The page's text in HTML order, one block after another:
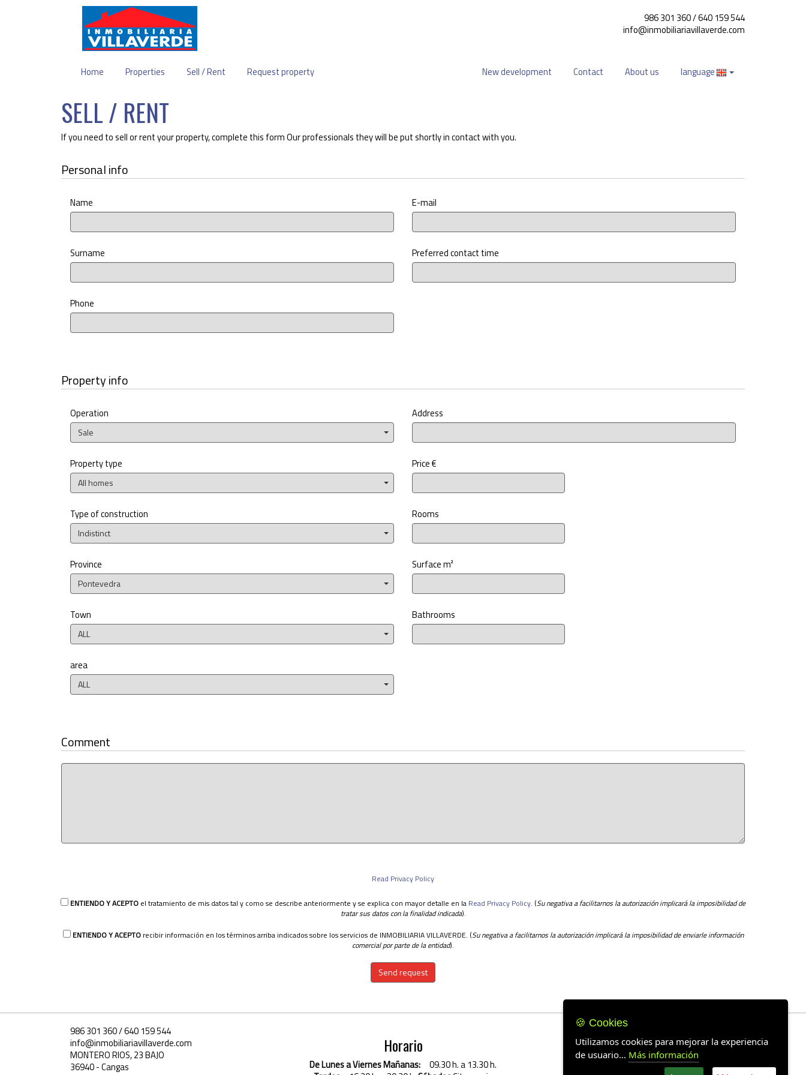
986 301 360 / 640 159 544
info@inmobiliariavillaverde.com
Home Properties Sell / Rent Request property New development Contact About us language
SELL / RENT
If you need to sell or rent your property, complete this form Our professionals they will be put shortly in contact with you.
Personal info
Name
Surname
Phone
E-mail
Preferred contact time
Property info
Operation
Sale
Property type
All homes
Type of construction
Indistinct
Province
Pontevedra
Town
ALL
area
ALL
Address
Price €
Rooms
Surface m²
Bathrooms
Comment
Read Privacy Policy
ENTIENDO Y ACEPTO el tratamiento de mis datos tal y como se describe anteriormente y se explica con mayor detalle en la Read Privacy Policy. (Su negativa a facilitarnos la autorización implicará la imposibilidad de
tratar sus datos con la finalidad indicada).
ENTIENDO Y ACEPTOrecibir información en los términos arriba indicados sobre los servicios de INMOBILIARIA VILLAVERDE. (Su negativa a facilitarnos la autorización implicará la imposibilidad de enviarle información
comercial por parte de la entidad).
Send request
986 301 360 / 640 159 544
info@inmobiliariavillaverde.com
MONTERO RIOS, 23 BAJO
36940 - Cangas
Horario
De Lunes a ViernesMañanas: 09.30 h. a 13.30 h.
Powered bySBinmo.com
🍪 Cookies
Utilizamos cookies para mejorar la experiencia
de usuario... Más información